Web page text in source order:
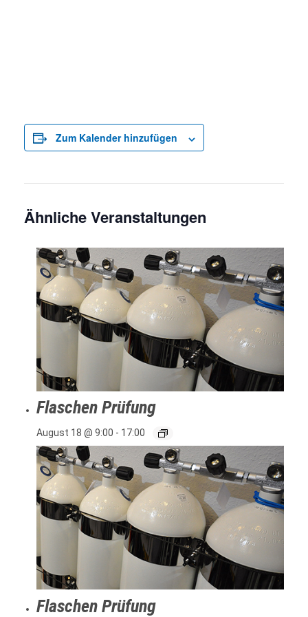
Zum Kalender hinzufügen
Ähnliche Veranstaltungen
Flaschen Prüfung
August 18 @ 9:00 - 17:00
Flaschen Prüfung